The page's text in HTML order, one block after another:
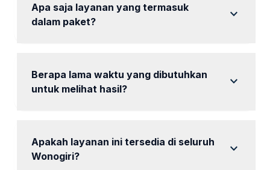
Apa saja layanan yang termasuk
dalam paket?
expand_more
Berapa lama waktu yang dibutuhkan
untuk melihat hasil?
expand_more
Apakah layanan ini tersedia di seluruh
Wonogiri?
expand_more